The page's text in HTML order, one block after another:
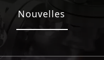
Nouvelles